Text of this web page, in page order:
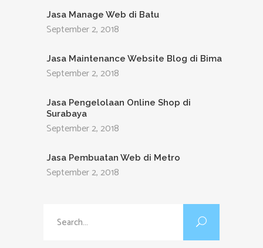
Jasa Manage Web di Batu
September 2, 2018
Jasa Maintenance Website Blog di Bima
September 2, 2018
Jasa Pengelolaan Online Shop di
Surabaya
September 2, 2018
Jasa Pembuatan Web di Metro
September 2, 2018